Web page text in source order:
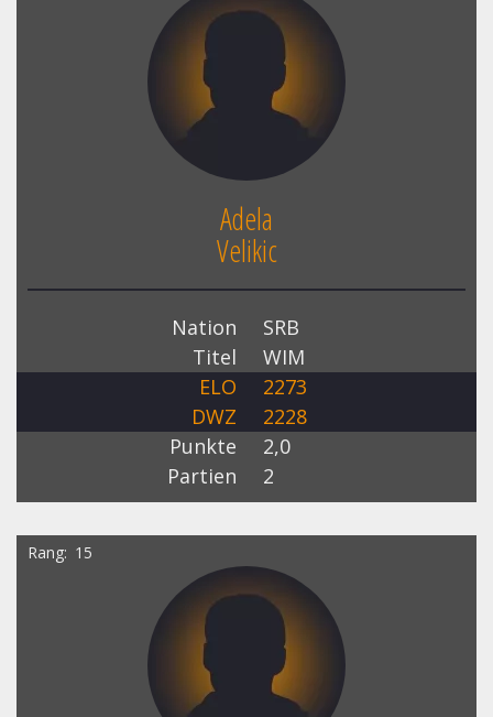
Adela
Velikic
Nation
SRB
Titel
WIM
ELO
2273
DWZ
2228
Punkte
2,0
Partien
2
Rang 15